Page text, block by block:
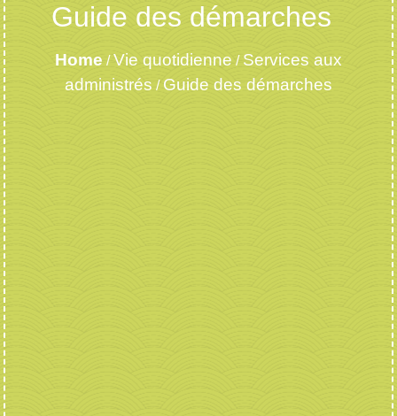
Guide des démarches
Home /Vie quotidienne / Services aux
administrés / Guide des démarches